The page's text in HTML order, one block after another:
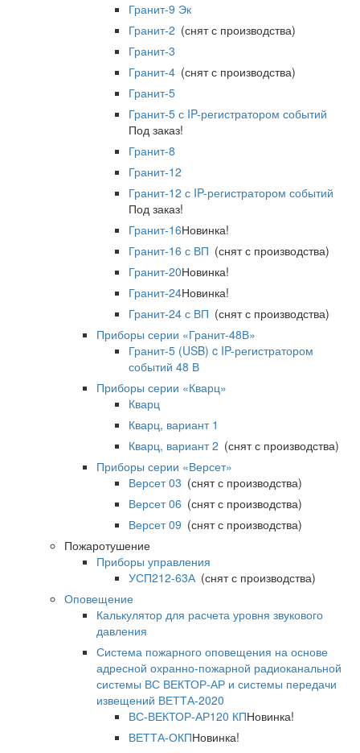
Гранит-9 Эк
Гранит-2 (снят с производства)
Гранит-3
Гранит-4 (снят с производства)
Гранит-5
Гранит-5 с IP-регистратором событий
Под заказ!
Гранит-8
Гранит-12
Гранит-12 с IP-регистратором событий
Под заказ!
Гранит-16Новинка!
Гранит-16 с ВП (снят с производства)
Гранит-20Новинка!
Гранит-24Новинка!
Гранит-24 с ВП (снят с производства)
Приборы серии «Гранит-48В»
Гранит-5 (USB) c IP-регистратором
событий 48 В
Приборы серии «Кварц»
Кварц
Кварц, вариант 1
Кварц, вариант 2 (снят с производства)
Приборы серии «Версет»
Версет 03 (снят с производства)
Версет 06 (снят с производства)
Версет 09 (снят с производства)
Пожаротушение
Приборы управления
УСП212-63А(снят с производства)
Оповещение
Калькулятор для расчета уровня звукового
давления
Система пожарного оповещения на основе
адресной охранно-пожарной радиоканальной
системы ВС ВЕКТОР-АР и системы передачи
извещений ВЕТТА-2020
ВС-ВЕКТОР-АР120 КПНовинка!
ВЕТТА-ОКПНовинка!